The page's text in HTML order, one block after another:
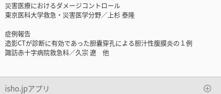
災害医療におけるダメージコントロール
東京医科大学救急・災害医学分野／上杉 泰隆
症例報告
造影CTが診断に有効であった胆囊穿孔による胆汁性腹膜炎の１例
諏訪赤十字病院救急科／久宗 遼 他
isho.jpアプリ